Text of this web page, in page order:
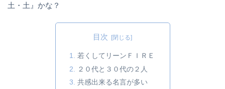
土・土』かな？
目次
若くしてリーンＦＩＲＥ
２０代と３０代の２人
共感出来る名言が多い